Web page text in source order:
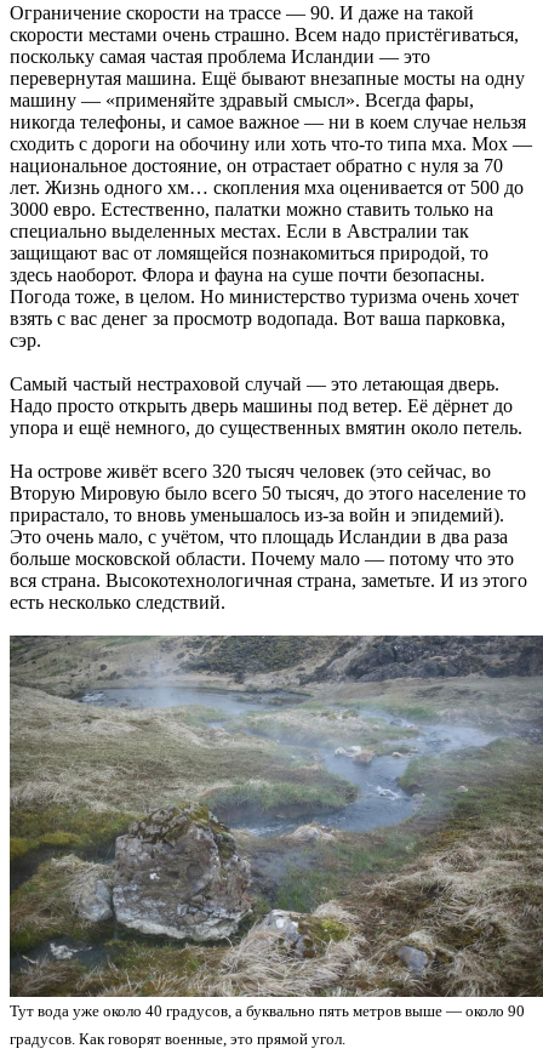
Ограничение скорости на трассе — 90. И даже на такой
скорости местами очень страшно. Всем надо пристёгиваться,
поскольку самая частая проблема Исландии — это
перевернутая машина. Ещё бывают внезапные мосты на одну
машину — «применяйте здравый смысл». Всегда фары,
никогда телефоны, и самое важное — ни в коем случае нельзя
сходить с дороги на обочину или хоть что-то типа мха. Мох —
национальное достояние, он отрастает обратно с нуля за 70
лет. Жизнь одного хм… скопления мха оценивается от 500 до
3000 евро. Естественно, палатки можно ставить только на
специально выделенных местах. Если в Австралии так
защищают вас от ломящейся познакомиться природой, то
здесь наоборот. Флора и фауна на суше почти безопасны.
Погода тоже, в целом. Но министерство туризма очень хочет
взять с вас денег за просмотр водопада. Вот ваша парковка,
сэр.
Самый частый нестраховой случай — это летающая дверь.
Надо просто открыть дверь машины под ветер. Её дёрнет до
упора и ещё немного, до существенных вмятин около петель.
На острове живёт всего 320 тысяч человек (это сейчас, во
Вторую Мировую было всего 50 тысяч, до этого население то
прирастало, то вновь уменьшалось из-за войн и эпидемий).
Это очень мало, с учётом, что площадь Исландии в два раза
больше московской области. Почему мало — потому что это
вся страна. Высокотехнологичная страна, заметьте. И из этого
есть несколько следствий.
Тут вода уже около 40 градусов, а буквально пять метров выше — около 90
градусов. Как говорят военные, это прямой угол.